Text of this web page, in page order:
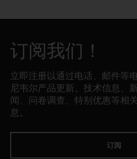
订阅我们！
立即注册以通过电话、邮件等
尼韦尔产品更新、技术信息、
闻、问卷调查、特别优惠等相
息。
订阅